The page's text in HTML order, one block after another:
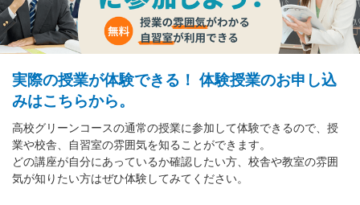
実際の授業が体験できる！ 体験授業のお申し込
みはこちらから。
高校グリーンコースの通常の授業に参加して体験できるので、授
業や校舎、自習室の雰囲気を知ることができます。
どの講座が自分にあっているか確認したい方、校舎や教室の雰囲
気が知りたい方はぜひ体験してみてください。